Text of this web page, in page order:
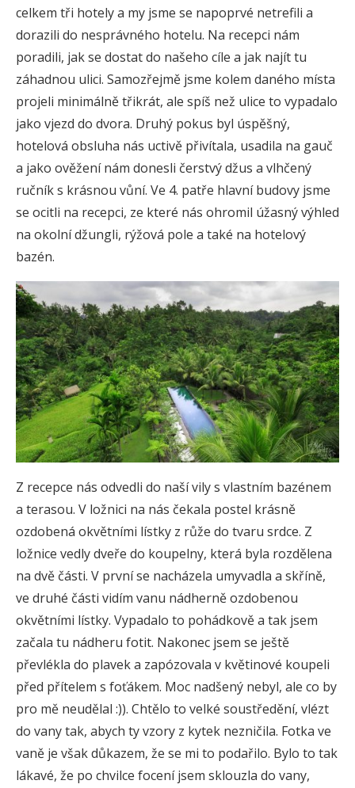
celkem tři hotely a my jsme se napoprvé netrefili a
dorazili do nesprávného hotelu. Na recepci nám
poradili, jak se dostat do našeho cíle a jak najít tu
záhadnou ulici. Samozřejmě jsme kolem daného místa
projeli minimálně třikrát, ale spíš než ulice to vypadalo
jako vjezd do dvora. Druhý pokus byl úspěšný,
hotelová obsluha nás uctivě přivítala, usadila na gauč
a jako ověžení nám donesli čerstvý džus a vlhčený
ručník s krásnou vůní. Ve 4. patře hlavní budovy jsme
se ocitli na recepci, ze které nás ohromil úžasný výhled
na okolní džungli, rýžová pole a také na hotelový
bazén.
Z recepce nás odvedli do naší vily s vlastním bazénem
a terasou. V ložnici na nás čekala postel krásně
ozdobená okvětními lístky z růže do tvaru srdce. Z
ložnice vedly dveře do koupelny, která byla rozdělena
na dvě části. V první se nacházela umyvadla a skříně,
ve druhé části vidím vanu nádherně ozdobenou
okvětními lístky. Vypadalo to pohádkově a tak jsem
začala tu nádheru fotit. Nakonec jsem se ještě
převlékla do plavek a zapózovala v květinové koupeli
před přítelem s foťákem. Moc nadšený nebyl, ale co by
pro mě neudělal :)). Chtělo to velké soustředění, vlézt
do vany tak, abych ty vzory z kytek nezničila. Fotka ve
vaně je však důkazem, že se mi to podařilo. Bylo to tak
lákavé, že po chvilce focení jsem sklouzla do vany,